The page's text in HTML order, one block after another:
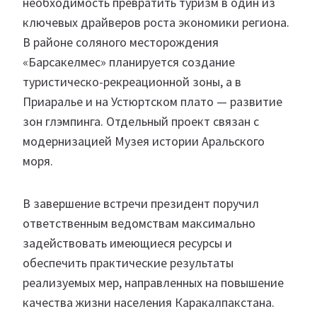
ключевых драйверов роста экономики региона.
В районе соляного месторождения
«Барсакелмес» планируется создание
туристическо-рекреационной зоны, а в
Приаралье и на Устюртском плато — развитие
зон глэмпинга. Отдельный проект связан с
модернизацией Музея истории Аральского
моря.
В завершение встречи президент поручил
ответственным ведомствам максимально
задействовать имеющиеся ресурсы и
обеспечить практические результаты
реализуемых мер, направленных на повышение
качества жизни населения Каракалпакстана.